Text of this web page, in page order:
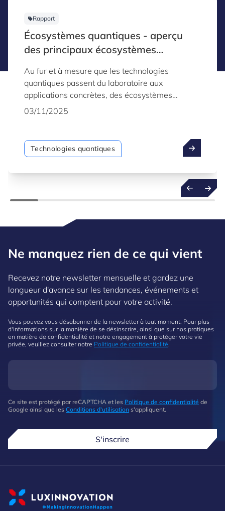
Rapport
Écosystèmes quantiques - aperçu
des principaux écosystèmes
Au fur et à mesure que les technologies
quantiques passent du laboratoire aux
applications concrètes, des écosystèmes
mondiaux se forment pour obtenir un avantage
monde et des forces stratégiques qui alimentent
leur croissance.
03/11/2025
Technologies quantiques
Ne manquez rien de ce qui vient
Recevez notre newsletter mensuelle et gardez une
longueur d'avance sur les tendances, événements et
opportunités qui comptent pour votre activité.
Vous pouvez vous désabonner de la newsletter à tout moment. Pour plus
d'informations sur la manière de se désinscrire, ainsi que sur nos pratiques
en matière de confidentialité et notre engagement à protéger votre vie
privée, veuillez consulter notre Politique de confidentialité
Ce site est protégé par reCAPTCHA et les Politique de confidentialité de
Google ainsi que les Conditions d'utilisation s'appliquent.
S'inscrire